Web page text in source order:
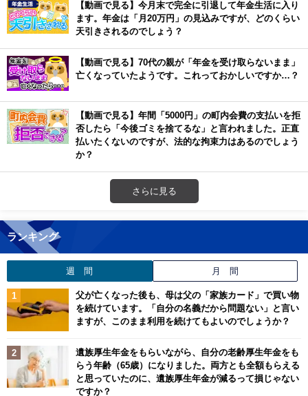
【動画で見る】今月末で完全に引退して年金生活に入り
ます。年金は「月20万円」の見込みですが、どのくらい
天引きされるのでしょう？
【動画で見る】70代の親が「年金を受け取らないまま」
亡くなっていたようです。これっておかしいですか…？
【動画で見る】年間「5000円」の町内会費の支払いを拒
否したら「今後ゴミを捨てるな」と言われました。正直
払いたくないのですが、法的な拘束力はあるのでしょう
か？
さらに見る
ランキング
週 間 月 間
父が亡くなった後も、母は父の「家族カード」で買い物
を続けています。「自分の名義だから問題ない」と言い
ますが、このまま利用を続けてもよいのでしょうか？
遺族厚生年金をもらいながら、自分の老齢厚生年金をも
らう年齢（65歳）になりました。両方とも全額もらえる
と思っていたのに、遺族厚生年金が減るって損じゃない
ですか？